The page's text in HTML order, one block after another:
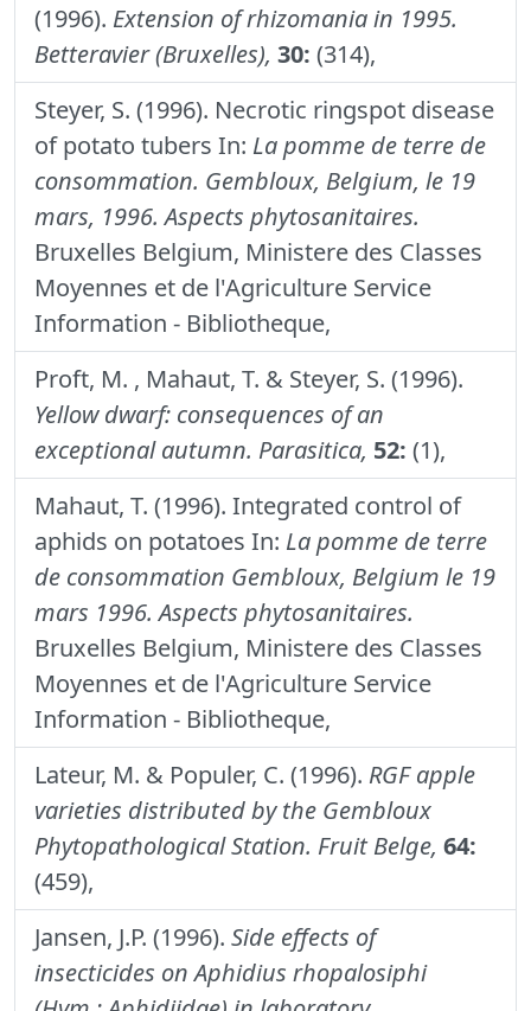
(1996). Extension of rhizomania in 1995.
Betteravier (Bruxelles), 30: (314),
Steyer, S. (1996). Necrotic ringspot disease
of potato tubers In: La pomme de terre de
consommation. Gembloux, Belgium, le 19
mars, 1996. Aspects phytosanitaires.
Bruxelles Belgium, Ministere des Classes
Moyennes et de l'Agriculture Service
Information - Bibliotheque,
Proft, M. , Mahaut, T. & Steyer, S. (1996).
Yellow dwarf: consequences of an
exceptional autumn. Parasitica, 52: (1),
Mahaut, T. (1996). Integrated control of
aphids on potatoes In: La pomme de terre
de consommation Gembloux, Belgium le 19
mars 1996. Aspects phytosanitaires.
Bruxelles Belgium, Ministere des Classes
Moyennes et de l'Agriculture Service
Information - Bibliotheque,
Lateur, M. & Populer, C. (1996). RGF apple
varieties distributed by the Gembloux
Phytopathological Station. Fruit Belge, 64:
(459),
Jansen, J.P. (1996). Side effects of
insecticides on Aphidius rhopalosiphi